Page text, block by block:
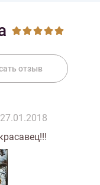
отзыв
27.01.2018